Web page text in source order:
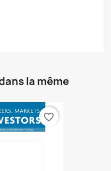
la même
favorite_border